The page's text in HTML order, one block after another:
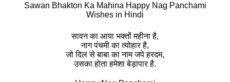
Sawan Bhakton Ka Mahina Happy Nag Panchami
Wishes in Hindi
सावन का आया भक्‍तों महीना है,
नाग पंचमी का त्‍योहार है,
जो दिल से बाबा का नाम जपे हरदम,
उसका होता हमेशा बेड़ापार है.